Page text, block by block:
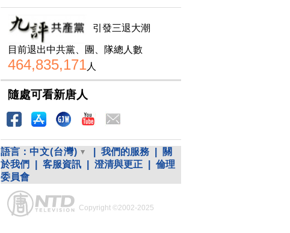
引發三退大潮
目前退出中共黨、團、隊總人數
464,835,171人
隨處可看新唐人
語言： 中文(台灣) 我們的服務
關
於我們
客服資訊 澄清與更正
倫理
委員會
Copyright ©2002-2025